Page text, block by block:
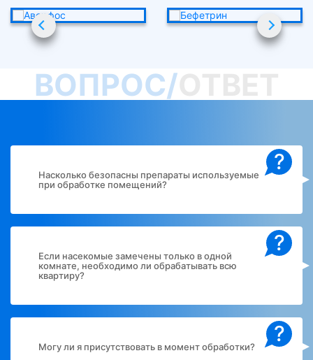
ВОПРОС/
?
Насколько безопасны препараты используемые
при обработке помещений?
?
Если насекомые замечены только в одной
комнате, необходимо ли обрабатывать всю
квартиру?
?
Могу ли я присутствовать в момент обработки?